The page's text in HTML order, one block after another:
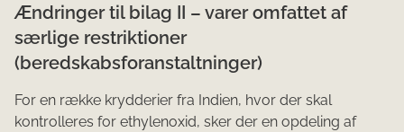
Ændringer til bilag II – varer omfattet af
særlige restriktioner
(beredskabsforanstaltninger)
For en række krydderier fra Indien, hvor der skal
kontrolleres for ethylenoxid, sker der en opdeling af